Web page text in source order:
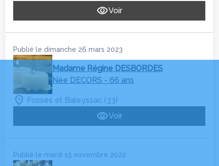
Voir
Publié le dimanche 26 mars 2023
Madame Régine DESBORDES
Née DECORS - 66 ans
Fosses et Baleyssac (33)
Voir
Publié le mardi 15 novembre 2022